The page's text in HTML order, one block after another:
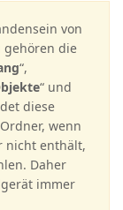
von
gehören die
“,
“ und
diese
wenn
nicht enthält,
Daher
immer